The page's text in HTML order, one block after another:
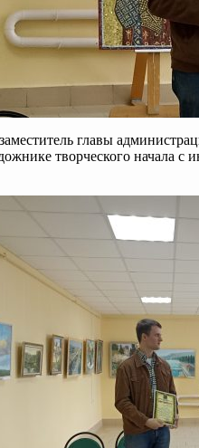
главы
творческого